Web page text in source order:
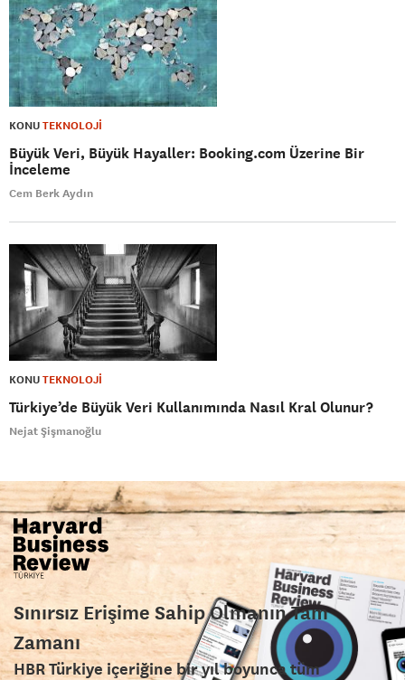
KONUTEKNOLOJİ
Büyük Veri, Büyük Hayaller: Booking.com Üzerine Bir
İnceleme
Cem Berk Aydın
KONUTEKNOLOJİ
Türkiye’de Büyük Veri Kullanımında Nasıl Kral Olunur?
Nejat Şişmanoğlu
Sınırsız Erişime Sahip Olmanın Tam
Zamanı
HBR Türkiye içeriğine bir yıl boyunca tüm